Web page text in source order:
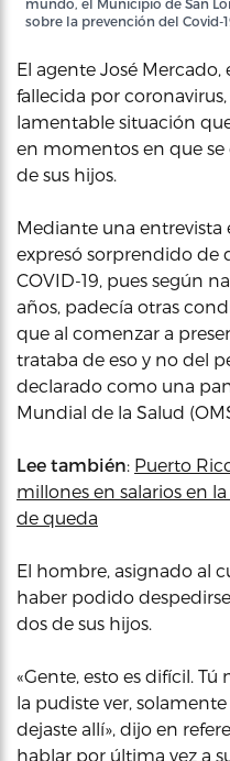
mundo, el Municipio de San
sobre la prevención del Covid-
El agente José Mercado,
fallecida por
lamentable situación
en momentos en que
de sus hijos.
Mediante una entrevista
expresó sorprendido de
COVID-19, pues según
años, padecía otras
que al comenzar a
trataba de eso y no del
declarado como una
Mundial de la Salud
Lee también: Puerto
millones en salarios en
de queda
El hombre, asignado al
haber podido
dos de sus hijos.
«Gente, esto es difícil.
la pudiste ver,
dejaste allí», dijo en
hablar por última vez a